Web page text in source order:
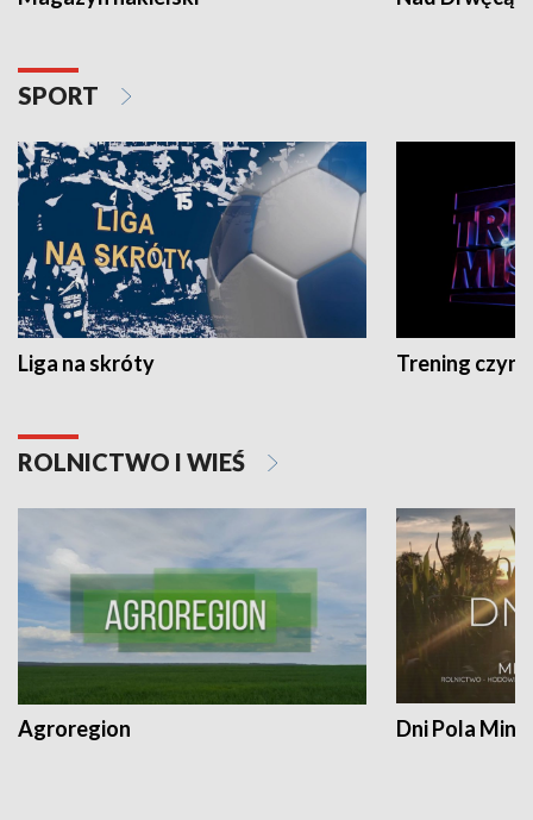
SPORT
Liga na skróty Trening czyni
ROLNICTWO I WIEŚ
Agroregion Dni Pola